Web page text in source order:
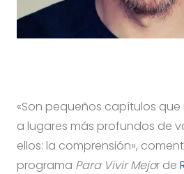
«Son pequeños capítulos
a lugares más profundos de
ellos: la comprensión»,
programa Para Vivir Mejor de